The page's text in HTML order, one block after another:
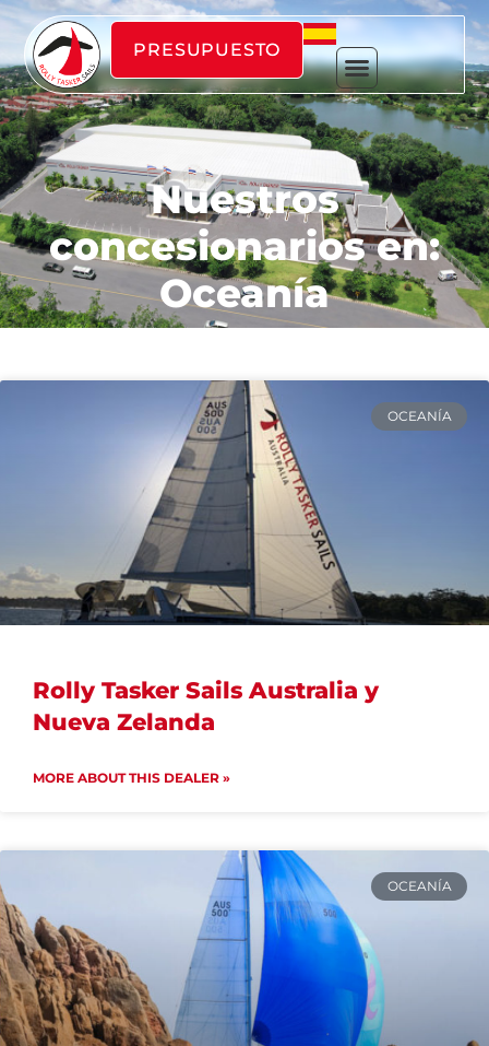
PRESUPUESTO
Nuestros
concesionarios en:
Oceanía
OCEANÍA
Rolly Tasker Sails Australia y
Nueva Zelanda
MORE ABOUT THIS DEALER »
OCEANÍA